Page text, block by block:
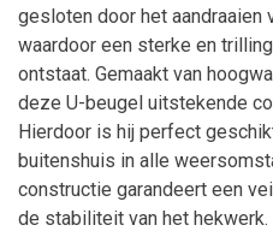
gesloten door het aandraaien
waardoor een sterke en
ontstaat. Gemaakt van
deze U-beugel uitstekende
Hierdoor is hij perfect
buitenshuis in alle
constructie garandeert een
de stabiliteit van het hekwerk.